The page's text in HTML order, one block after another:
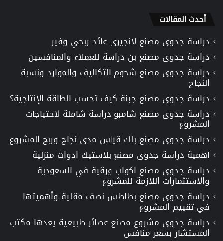
أحدث المقالات
دراسة جدوى مصنع لانجيرى عائد ربحي وفير
دراسة جدوى مصنع بن دراسة للعملاء والمنافسين
دراسة جدوى مصنع شحوم التكاليف والموارد ونسبة
النجاح
دراسة جدوى مصنع جبنة كيف تحسب الطاقة الإنتاجية؟
دراسة جدوى مصنع شامبو دراسة شاملة لاحتياجات
المشروع
دراسة جدوى مصنع بلك قياس مدى نجاح وربح المشروع
أهمية دراسة جدوى مصنع بلاستيك ادوات منزلية
دراسة جدوى مصنع اكواب ورقية في السعودية
والاستثمارات اللازمة للمشروع
دراسة جدوى مصنع بطاطس نصف مقلية وأهميتها
في تقييم المشروع
دراسة جدوى مشروع مصنع عصائر طبيعية يعدها مكتب
المستشار بسعر منافس